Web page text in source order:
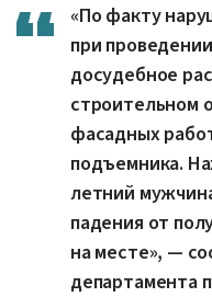
«По факту
при
досудебное
строительном
фасадных
подъемника.
летний
падения от
на месте», —
департамента